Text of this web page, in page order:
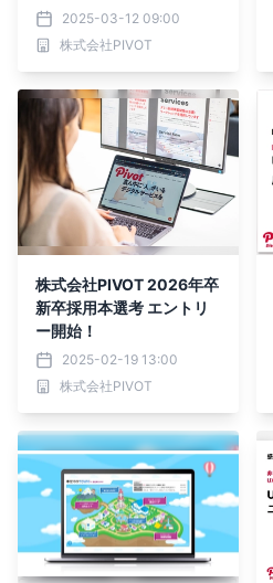
んじ「デジタルEnglishプ
ラス」のUXデザイン・シ
ステム開発事例
2025-03-12 09:00
株式会社PIVOT
株式会社PIVOT 2026年卒
新卒採用本選考 エントリ
ー開始！
2025-02-19 13:00
株式会社PIVOT